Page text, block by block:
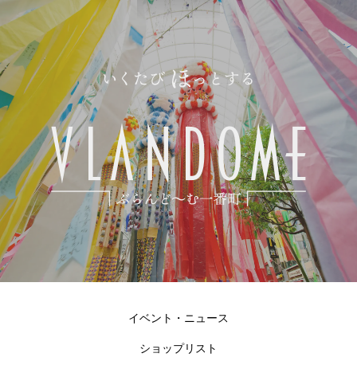
イベント・ニュース
ショップリスト